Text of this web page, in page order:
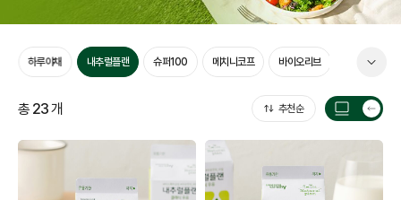
하루야채 내추럴플랜 슈퍼100 메치니코프 바이오리브 브이푸드
총23개 추천순
목
수